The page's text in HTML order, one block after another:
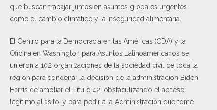
que buscan trabajar juntos en asuntos globales urgentes
como el cambio climático y la inseguridad alimentaria.
El Centro para la Democracia en las Américas (CDA) y la
Oficina en Washington para Asuntos Latinoamericanos se
unieron a 102 organizaciones de la sociedad civil de toda la
región para condenar la decisión de la administración Biden-
Harris de ampliar el Título 42, obstaculizando el acceso
legítimo al asilo, y para pedir a la Administración que tome